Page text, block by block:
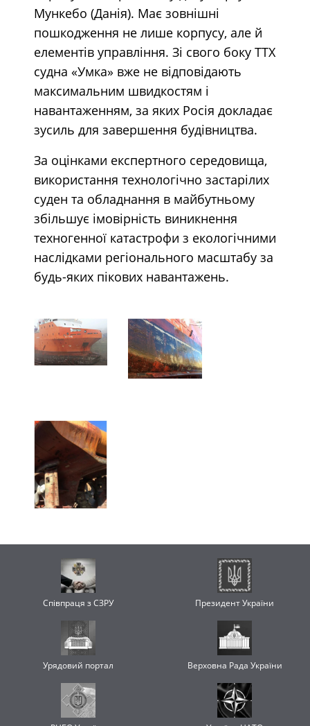
Мункебо (Данія). Має зовнішні
пошкодження не лише корпусу, але й
елементів управління. Зі свого боку ТТХ
судна «Умка» вже не відповідають
максимальним швидкостям і
навантаженням, за яких Росія докладає
зусиль для завершення будівництва.
За оцінками експертного середовища,
використання технологічно застарілих
суден та обладнання в майбутньому
збільшує імовірність виникнення
техногенної катастрофи з екологічними
наслідками регіонального масштабу за
будь-яких пікових навантажень.
Співпраця з СЗРУ Президент України
Урядовий портал Верховна Рада України